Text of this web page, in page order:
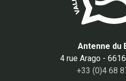
Antenne du
4 rue Arago -
+33 (0)4 68